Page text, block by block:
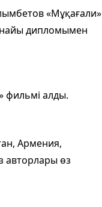
«Мұқағали»
дипломымен
фильмі алды.
Армения,
авторлары өз